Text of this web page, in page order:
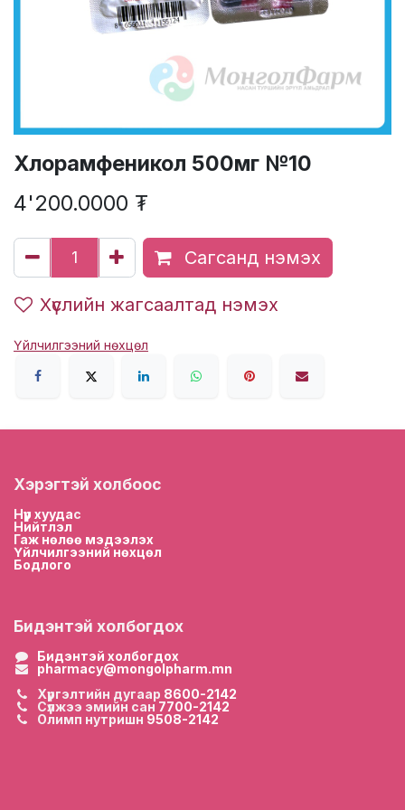
Хлорамфеникол 500мг №10
4'200.0000 ₮
Сагсанд нэмэх
Хүслийн жагсаалтад нэмэх
Үйлчилгээний нөхцөл
Хэрэгтэй холбоос
Нүүр хуудас
Нийтлэл
Гаж нөлөө мэдээлэх
Үйлчилгээний нөхцөл
Бодлого
Бидэнтэй холбогдох
Бидэнтэй холбогдох
pharmacy@mongolpharm.mn
Хүргэлтийн дугаар 8600-2142
Сүлжээ эмийн сан 7700-2142
Олимп нутришн 9508-2142